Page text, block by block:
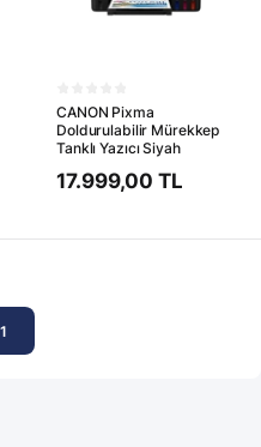
CANON Pixma
Doldurulabilir Mürekkep
Tanklı Yazıcı Siyah
17.999,00 TL